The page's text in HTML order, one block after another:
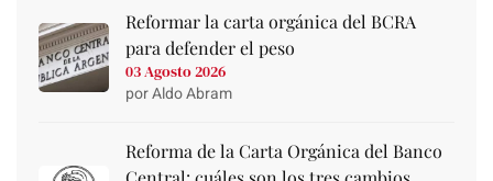
Reformar la carta orgánica del BCRA
para defender el peso
03 Agosto 2026
por Aldo Abram
Reforma de la Carta Orgánica del Banco